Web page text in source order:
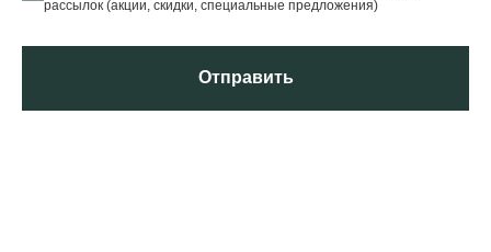
рассылок (акции, скидки, специальные предложения)
Отправить